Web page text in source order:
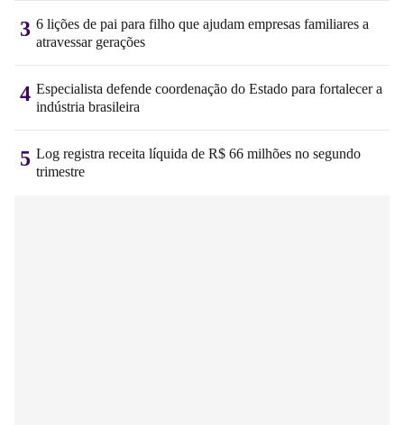
3 6 lições de pai para filho que ajudam empresas familiares a
atravessar gerações
4 Especialista defende coordenação do Estado para fortalecer a
indústria brasileira
5 Log registra receita líquida de R$ 66 milhões no segundo
trimestre